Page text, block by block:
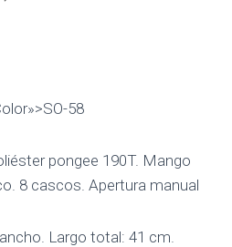
58
pongee 190T. Mango
8 cascos. Apertura manual
Largo total: 41 cm.